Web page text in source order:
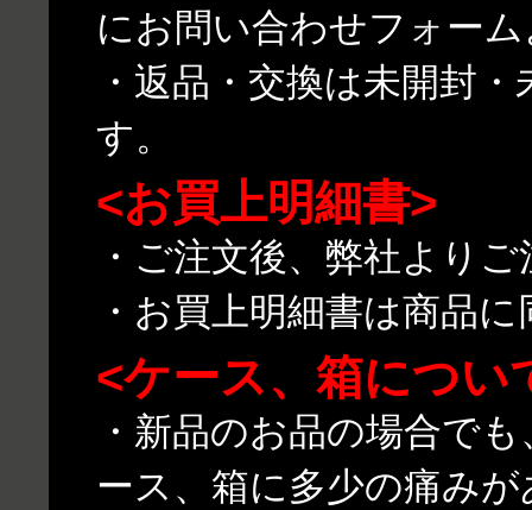
にお問い合わせフォー
・返品・交換は未開封
す。
<お買上明細書>
・ご注文後、弊社より
・お買上明細書は商品
<ケース、箱につい
・新品のお品の場合で
ース、箱に多少の痛み